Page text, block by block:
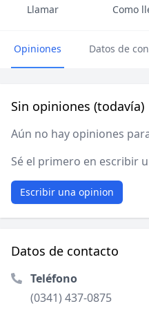
Llamar Como
Opiniones Datos de
Sin opiniones (todavía)
Aún no hay opiniones
Sé el primero en escribir
Escribir una opinion
Datos de contacto
Teléfono
(0341) 437-0875